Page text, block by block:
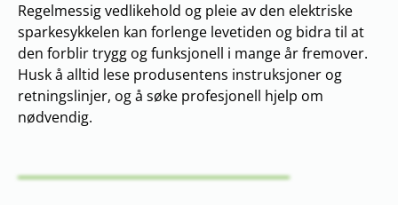
Regelmessig vedlikehold og pleie av den elektriske
sparkesykkelen kan forlenge levetiden og bidra til at
den forblir trygg og funksjonell i mange år fremover.
Husk å alltid lese produsentens instruksjoner og
retningslinjer, og å søke profesjonell hjelp om
nødvendig.